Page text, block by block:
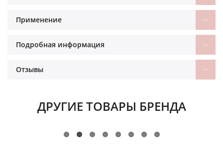
Применение
Подробная информация
Отзывы
ДРУГИЕ ТОВАРЫ БРЕНДА